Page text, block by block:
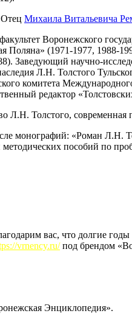
Михаила Витальевича
Воронежского
Поляна» (1971-1977, 1988-
Заведующий научно-
Л.Н. Толстого
комитета
редактор
Л.Н. Толстого, современная
монографий: «Роман
пособий по
вас, что долгие
vrnency.ru/под брендом
Энциклопедия».